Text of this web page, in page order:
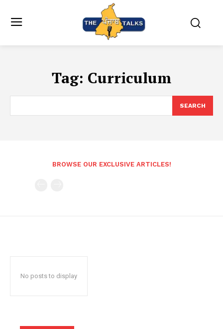
Tag: Curriculum
SEARCH
BROWSE OUR EXCLUSIVE ARTICLES!
No posts to display